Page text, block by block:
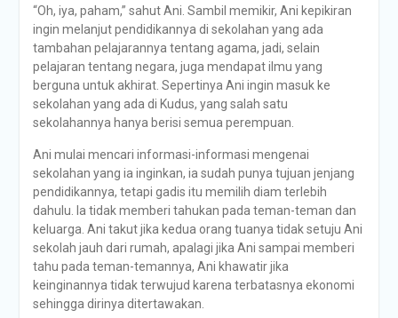
“Oh, iya, paham,” sahut Ani. Sambil memikir, Ani kepikiran
ingin melanjut pendidikannya di sekolahan yang ada
tambahan pelajarannya tentang agama, jadi, selain
pelajaran tentang negara, juga mendapat ilmu yang
berguna untuk akhirat. Sepertinya Ani ingin masuk ke
sekolahan yang ada di Kudus, yang salah satu
sekolahannya hanya berisi semua perempuan.
Ani mulai mencari informasi-informasi mengenai
sekolahan yang ia inginkan, ia sudah punya tujuan jenjang
pendidikannya, tetapi gadis itu memilih diam terlebih
dahulu. Ia tidak memberi tahukan pada teman-teman dan
keluarga. Ani takut jika kedua orang tuanya tidak setuju Ani
sekolah jauh dari rumah, apalagi jika Ani sampai memberi
tahu pada teman-temannya, Ani khawatir jika
keinginannya tidak terwujud karena terbatasnya ekonomi
sehingga dirinya ditertawakan.